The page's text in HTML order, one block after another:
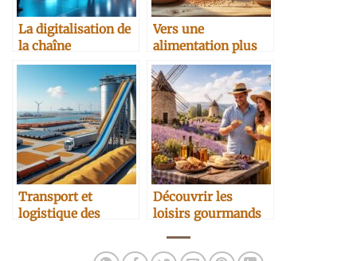
La digitalisation de
la chaîne
d’approvisionnement
Vers une
alimentation plus
responsable grâce
aux farines bio
Transport et
logistique des
Découvrir les
loisirs gourmands